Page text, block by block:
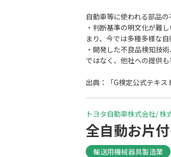
自動車等に使われる部品
・判断基準の明文化が難
まり、今では多種多様な
・開発した不良品検知技
ではなく、他社への提供も
出典：「G検定公式テキ
トヨタ自動車株式会社/
全自動お片
輸送用機械器具製造業